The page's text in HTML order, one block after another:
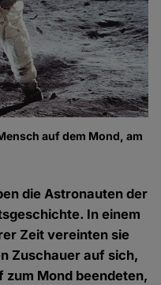
auf dem Mond, am
die Astronauten der
In einem
Zeit vereinten sie
Zuschauer auf sich,
zum Mond beendeten,